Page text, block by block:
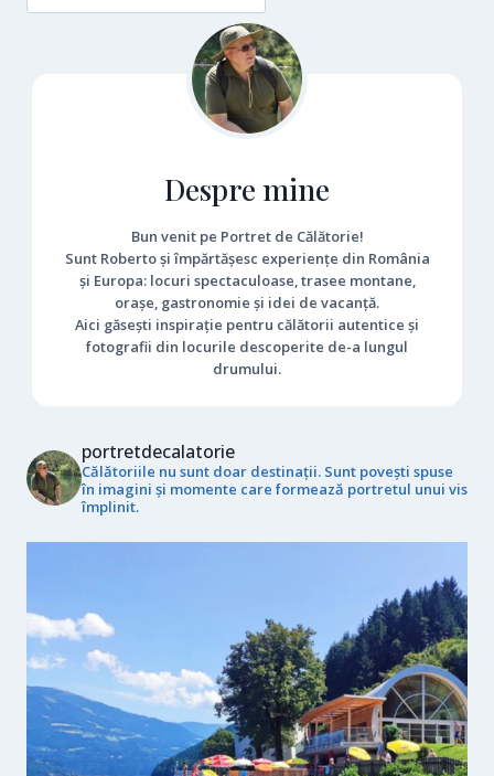
Despre mine
Bun venit pe Portret de Călătorie!
Sunt Roberto și împărtășesc experiențe din România
și Europa: locuri spectaculoase, trasee montane,
orașe, gastronomie și idei de vacanță.
Aici găsești inspirație pentru călătorii autentice și
fotografii din locurile descoperite de-a lungul
drumului.
portretdecalatorie
Călătoriile nu sunt doar destinații. Sunt povești spuse
în imagini și momente care formează portretul unui vis
împlinit.